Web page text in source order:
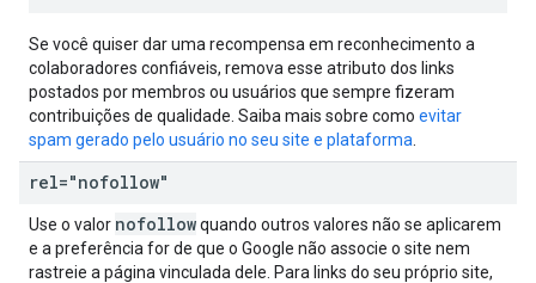
Se você quiser dar uma recompensa em reconhecimento a
colaboradores confiáveis, remova esse atributo dos links
postados por membros ou usuários que sempre fizeram
contribuições de qualidade. Saiba mais sobre como evitar
spam gerado pelo usuário no seu site e plataforma
rel="nofollow"
Use o valor nofollowquando outros valores não se aplicarem
e a preferência for de que o Google não associe o site nem
rastreie a página vinculada dele. Para links do seu próprio site,